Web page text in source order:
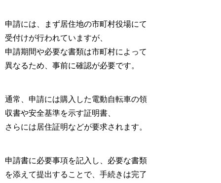
申請には、まず居住地の市町村役場にて
受付けが行われていますが、
申請期間や必要な書類は市町村によって
異なるため、事前に確認が必要です。
通常、申請には購入した電動自転車の領
収書や安全基準を示す証明書、
さらには居住証明などが要求されます。
申請書に必要事項を記入し、必要な書類
を添えて提出することで、手続きは完了